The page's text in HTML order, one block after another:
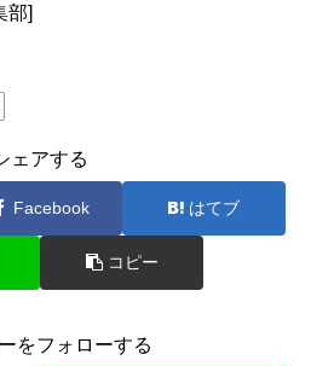
部]
ェアする
Facebook はてブ
コピー
をフォローする